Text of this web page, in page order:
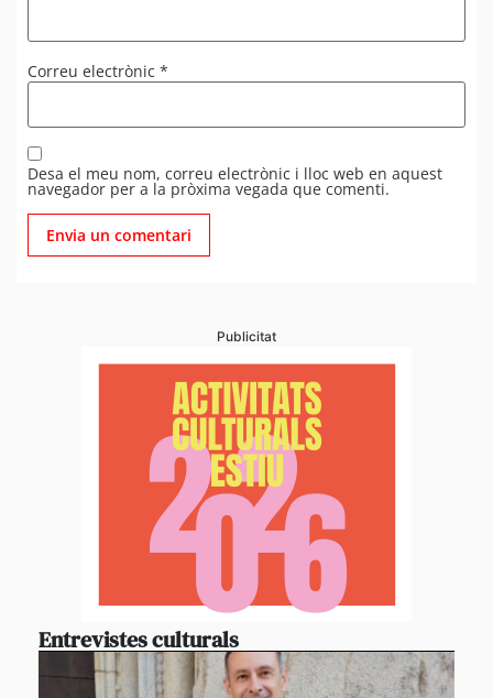
Correu electrònic *
Desa el meu nom, correu electrònic i lloc web en aquest
navegador per a la pròxima vegada que comenti.
Publicitat
Entrevistes culturals